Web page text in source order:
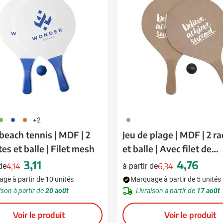
la catégorie Boissons
pour la catégorie Alimentation & boissons
la catégorie Maison & bien-être
pour la catégorie Outillage & lampes
la catégorie Sécurité
pour la catégorie Inspiration
pour la catégorie Promotions & coup de cœur
005 007 +2
tennis | MDF | 2
et balle | Filet mesh
Prix normal
4,14
Prix spécial
3,11
à partir de 10 unités
à partir de20 août
Voir le produit
945
Jeu de plage | MDF | 2
et balle | Avec filet de
rangement
à partir de
Prix normal
6,34 4,76
Marquage à partir de 5 unités
Livraison à partir de 17 août
Voir le produit